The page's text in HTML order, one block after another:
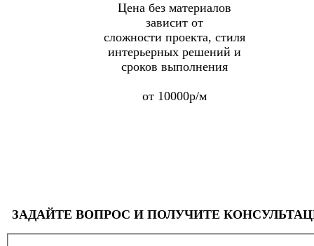
Цена без материалов
зависит от
сложности проекта, стиля
интерьерных решений и
сроков выполнения
от 10000р/м
ЗАДАЙТЕ ВОПРОС И ПОЛУЧИТЕ